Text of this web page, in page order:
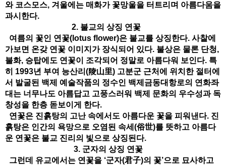
와 코스모스, 겨울에는 매화가 꽃망울을 터트리며 아름다움을
과시한다.
2. 불교의 상징 연꽃
여름의 꽃인 연꽃(lotus flower)은 불교를 상징한다. 사찰에
가보면 온갖 연꽃 이미지가 장식되어 있다. 불상은 물론 단청,
불화, 승탑에도 연꽃이 조각되어 정말로 아름다워 보인다. 특
히 1993년 부여 능산리(陵山里) 고분군 근처에 위치한 절터에
서 발굴된 백제 예술작품의 정수인 백제금동대항로의 연화좌
대는 너무나도 아름답고 고풍스러워 백제 문화의 우수성과 독
창성을 한층 돋보이게 한다.
연꽃은 진흙탕의 고난 속에서도 아름다운 꽃을 피워낸다. 진
흙탕은 인간의 욕망으로 오염된 속세(俗世)를 뜻하고 아름다
운 연꽃은 불교 진리의 빛으로 상징된다.
3. 군자의 상징 연꽃
그런데 유교에서는 연꽃을 ‘군자(君子)의 꽃’으로 묘사하고